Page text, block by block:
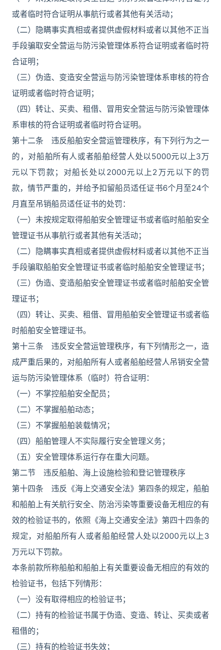
或者临时符合证明从事航行或者其他有关活动；
（二）隐瞒事实真相或者提供虚假材料或者以其他不正当
手段骗取安全营运与防污染管理体系符合证明或者临时符
合证明；
（三）伪造、变造安全营运与防污染管理体系审核的符合
证明或者临时符合证明；
（四）转让、买卖、租借、冒用安全营运与防污染管理体
系审核的符合证明或者临时符合证明。
第十二条 违反船舶安全营运管理秩序，有下列行为之一
的，对船舶所有人或者船舶经营人处以5000元以上3万
元以下罚款；对船长处以2000元以上2万元以下的罚
款，情节严重的，并给予扣留船员适任证书6个月至24个
月直至吊销船员适任证书的处罚：
（一）未按规定取得船舶安全管理证书或者临时船舶安全
管理证书从事航行或者其他有关活动；
（二）隐瞒事实真相或者提供虚假材料或者以其他不正当
手段骗取船舶安全管理证书或者临时船舶安全管理证书；
（三）伪造、变造船舶安全管理证书或者临时船舶安全管
理证书；
（四）转让、买卖、租借、冒用船舶安全管理证书或者临
时船舶安全管理证书。
第十三条 违反安全营运管理秩序，有下列情形之一，造
成严重后果的，对船舶所有人或者船舶经营人吊销安全营
运与防污染管理体系（临时）符合证明：
（一）不掌控船舶安全配员；
（二）不掌握船舶动态；
（三）不掌握船舶装载情况；
（四）船舶管理人不实际履行安全管理义务；
（五）安全管理体系运行存在重大问题。
第二节 违反船舶、海上设施检验和登记管理秩序
第十四条 违反《海上交通安全法》第四条的规定，船舶
和船舶上有关航行安全、防治污染等重要设备无相应的有
效的检验证书的，依照《海上交通安全法》第四十四条的
规定，对船舶所有人或者船舶经营人处以2000元以上3
万元以下罚款。
本条前款所称船舶和船舶上有关重要设备无相应的有效的
检验证书，包括下列情形：
（一）没有取得相应的检验证书；
（二）持有的检验证书属于伪造、变造、转让、买卖或者
租借的；
（三）持有的检验证书失效；